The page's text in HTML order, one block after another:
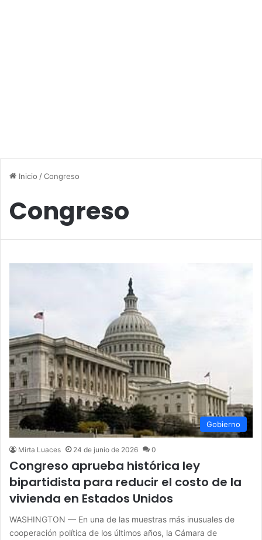
Inicio /Congreso
Congreso
Gobierno
Mirta Luaces 24 de junio de 2026 0
Congreso aprueba histórica ley
bipartidista para reducir el costo de la
vivienda en Estados Unidos
WASHINGTON — En una de las muestras más inusuales de
cooperación política de los últimos años, la Cámara de